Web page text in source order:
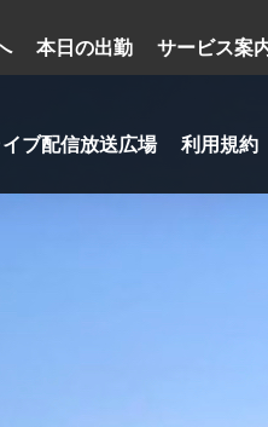
本日の出勤 サービス案
イブ配信放送広場 利用規約